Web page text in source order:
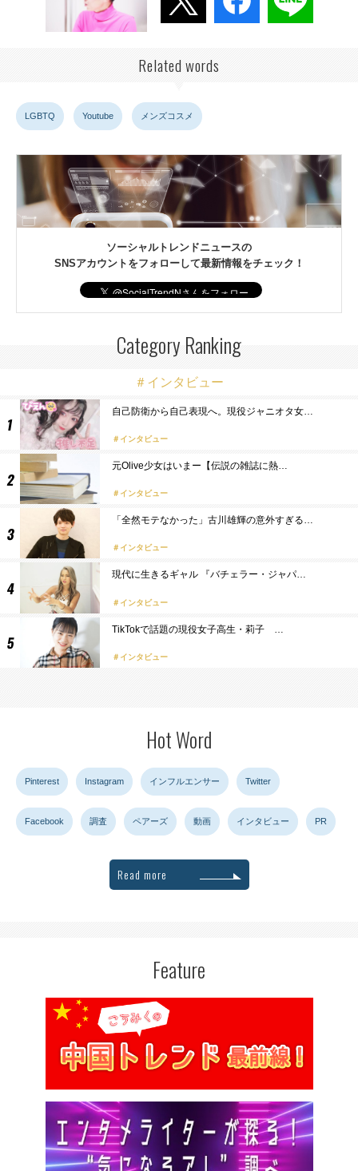
Related words
LGBTQ Youtube メンズコスメ
ソーシャルトレンドニュースの
SNSアカウントをフォローして最新情報をチェック！
Category Ranking
＃インタビュー
自己防衛から自己表現へ。現役ジャニオタ女…
インタビュー
元Olive少女はいまー【伝説の雑誌に熱…
インタビュー
「全然モテなかった」古川雄輝の意外すぎる…
インタビュー
現代に生きるギャル 『バチェラー・ジャパ…
インタビュー
TikTokで話題の現役女子高生・莉子 …
インタビュー
Hot Word
Pinterest Instagram インフルエンサー Twitter
Facebook 調査 ペアーズ 動画 インタビュー PR
Read more
Feature